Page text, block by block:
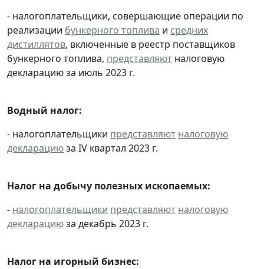
- налогоплательщики, совершающие операции по
реализации бункерного топлива и средних
дистиллятов, включенные в реестр поставщиков
бункерного топлива, представляют налоговую
декларацию за июль 2023 г.
Водный налог:
- налогоплательщики представляют налоговую
декларациюза IV квартал 2023 г.
Налог на добычу полезных ископаемых:
- налогоплательщики представляют налоговую
декларациюза декабрь 2023 г.
Налог на игорный бизнес: